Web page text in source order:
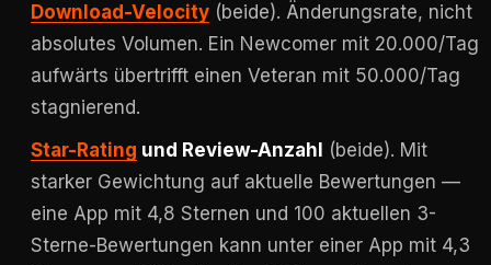
Download-Velocity (beide). Änderungsrate, nicht
absolutes Volumen. Ein Newcomer mit 20.000/Tag
aufwärts übertrifft einen Veteran mit 50.000/Tag
stagnierend.
Star-Rating und Review-Anzahl
(beide). Mit
starker Gewichtung auf aktuelle Bewertungen —
eine App mit 4,8 Sternen und 100 aktuellen 3-
Sterne-Bewertungen kann unter einer App mit 4,3